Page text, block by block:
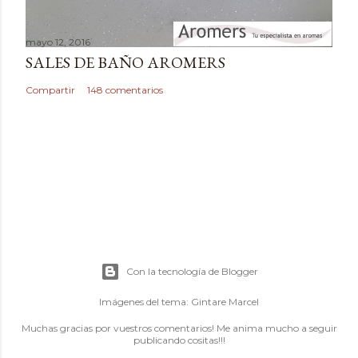
mayo 12, 2016
SALES DE BAÑO AROMERS
Compartir 148 comentarios
Con la tecnología de Blogger
Imágenes del tema: Gintare Marcel
Muchas gracias por vuestros comentarios! Me anima mucho a seguir
publicando cositas!!!